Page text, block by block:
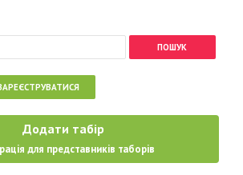
форма
Додати табір
для представників таборів